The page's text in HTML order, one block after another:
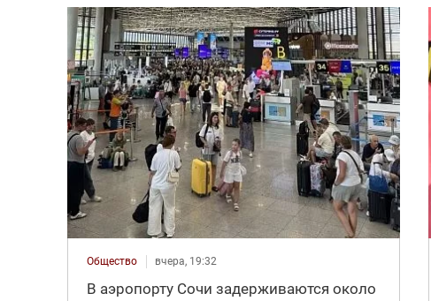
Общество вчера, 19:32
В аэропорту Сочи задерживаются около